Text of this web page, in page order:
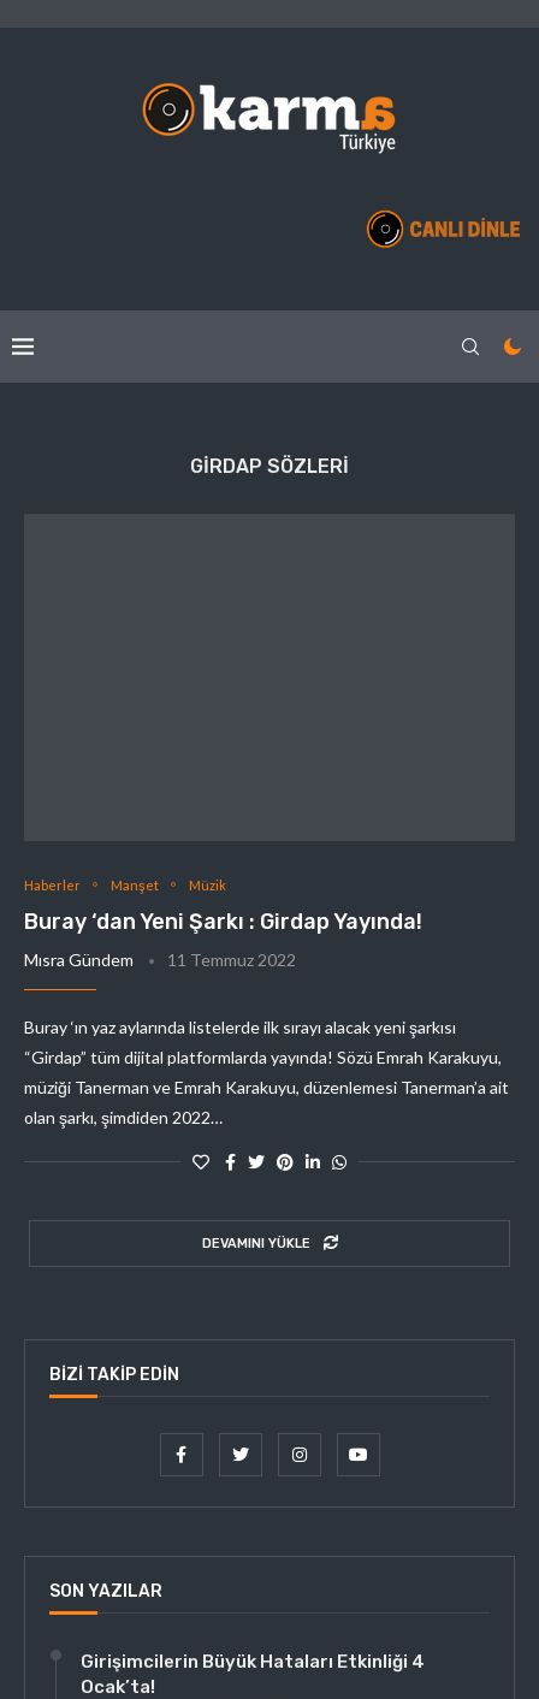
GIRDAP SÖZLERI
Haberler Manşet Müzik
Buray ‘dan Yeni Şarkı : Girdap Yayında!
Mısra Gündem 11 Temmuz 2022
Buray ‘ın yaz aylarında listelerde ilk sırayı alacak yeni şarkısı
“Girdap” tüm dijital platformlarda yayında! Sözü Emrah Karakuyu,
müziği Tanerman ve Emrah Karakuyu, düzenlemesi Tanerman’a ait
olan şarkı, şimdiden 2022…
DEVAMINI YÜKLE
BIZI TAKIP EDIN
SON YAZILAR
Girişimcilerin Büyük Hataları Etkinliği 4
Ocak’ta!